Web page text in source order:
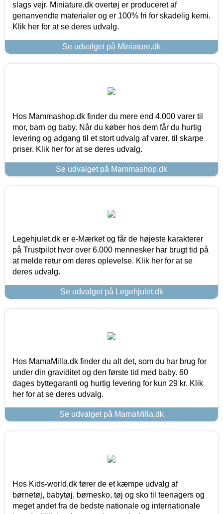
slags vejr. Miniature.dk overtøj er produceret af
genanvendte materialer og er 100% fri for skadelig kemi.
Klik her for at se deres udvalg.
Se udvalget på Miniature.dk
Hos Mammashop.dk finder du mere end 4.000 varer til
mor, barn og baby. Når du køber hos dem får du hurtig
levering og adgang til et stort udvalg af varer, til skarpe
priser. Klik her for at se deres udvalg.
Se udvalget på Mammashop.dk
Legehjulet.dk er e-Mærket og får de højeste karakterer
på Trustpilot hvor over 6.000 mennesker har brugt tid på
at melde retur om deres oplevelse. Klik her for at se
deres udvalg.
Se udvalget på Legehjulet.dk
Hos MamaMilla.dk finder du alt det, som du har brug for
under din graviditet og den første tid med baby. 60
dages byttegaranti og hurtig levering for kun 29 kr. Klik
her for at se deres udvalg.
Se udvalget på MamaMilla.dk
Hos Kids-world.dk fører de et kæmpe udvalg af
børnetøj, babytøj, børnesko, tøj og sko til teenagers og
meget andet fra de bedste nationale og internationale